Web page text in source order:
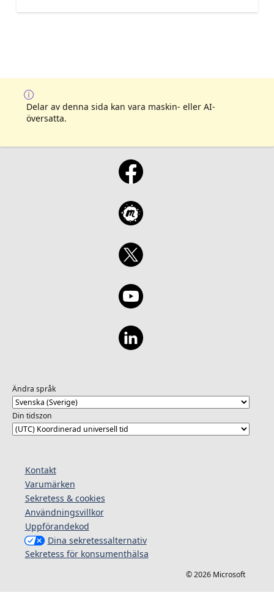
Delar av denna sida kan vara maskin- eller AI-
översatta.
Ändra språk
Din tidszon
Kontakt
Varumärken
Sekretess & cookies
Användningsvillkor
Uppförandekod
Dina sekretessalternativ
Sekretess för konsumenthälsa
© 2026 Microsoft